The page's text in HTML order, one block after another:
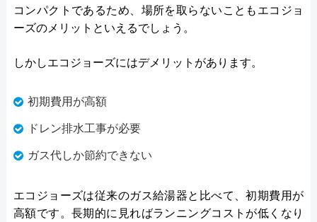
コンパクトであるため、場所を取らないこともエコジョ
ーズのメリットといえるでしょう。
しかしエコジョーズにはデメリットがあります。
初期費用が高額
ドレン排水工事が必要
ガス代しか節約できない
エコジョーズは従来のガス給湯器と比べて、初期費用が
高額です。長期的に見ればランニングコストが低くなり